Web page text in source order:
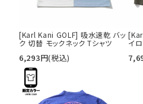
tune 絞り込
[Karl Kani GOLF] 吸水速乾 バッ
ク 切替 モックネック Tシャツ
6,293円(税込)
イ